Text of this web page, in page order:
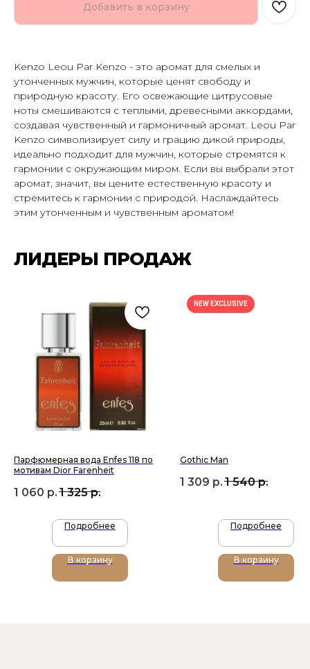
Добавить в корзину
Kenzo Leou Par Kenzo - это аромат для смелых и
утонченных мужчин, которые ценят свободу и
природную красоту. Его освежающие цитрусовые
ноты смешиваются с теплыми, древесными аккордами,
создавая чувственный и гармоничный аромат. Leou Par
Kenzo символизирует силу и грацию дикой природы,
идеально подходит для мужчин, которые стремятся к
гармонии с окружающим миром. Если вы выбрали этот
аромат, значит, вы цените естественную красоту и
стремитесь к гармонии с природой. Наслаждайтесь
этим утонченным и чувственным ароматом!
ЛИДЕРЫ ПРОДАЖ
Парфюмерная вода Enfes 118 по
мотивам Dior Farenheit
1 060 р. 1 325 р.
Подробнее
В корзину
NEW EXCLUSIVE
Gothic Man
1 309 р. 1 540 р.
Подробнее
В корзину
ПОДПИШИСЬ НА РАССЫЛКУ И УЗНАВАЙ
О НОВЫХ ПОСТУПЛЕНИЯХ И АКЦИЯХ —
ПЕРВЫМ
Подписаться
+7 (905) 761-40-03